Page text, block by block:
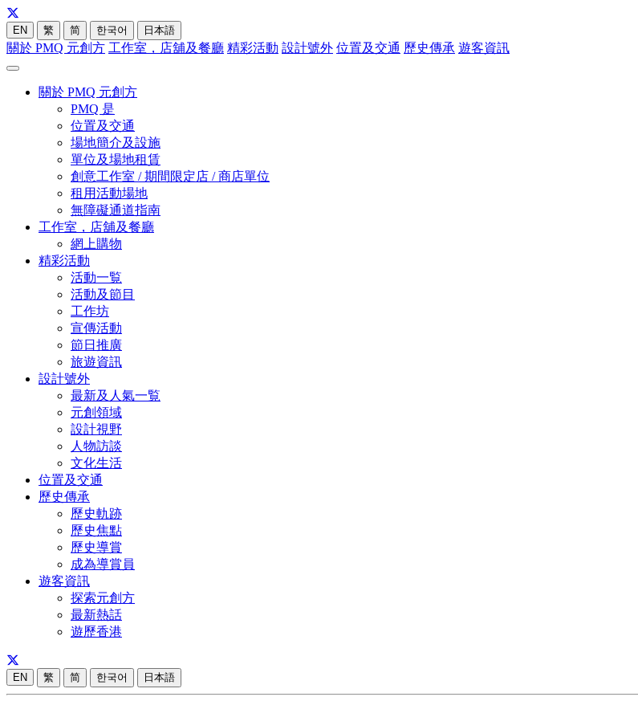
EN 繁 简 한국어 日本語
關於 PMQ 元創方 工作室，店舖及餐廳 精彩活動 設計號外 位置及交通 歷史傳承 遊客資訊
關於 PMQ 元創方
PMQ 是
位置及交通
場地簡介及設施
單位及場地租賃
創意工作室 / 期間限定店 / 商店單位
租用活動場地
無障礙通道指南
工作室，店舖及餐廳
網上購物
精彩活動
活動一覧
活動及節目
工作坊
宣傳活動
節日推廣
旅遊資訊
設計號外
最新及人氣一覧
元創領域
設計視野
人物訪談
文化生活
位置及交通
歷史傳承
歷史軌跡
歷史焦點
歷史導賞
成為導賞員
遊客資訊
探索元創方
最新熱話
遊歷香港
EN 繁 简 한국어 日本語